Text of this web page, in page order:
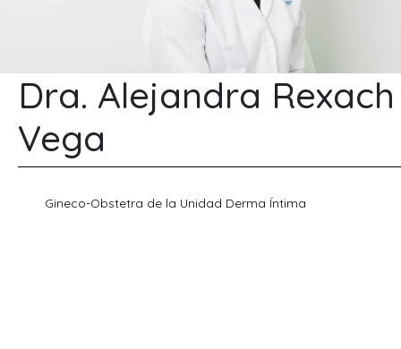
Dra. Alejandra Rexach
Vega
Gineco-Obstetra de la Unidad Derma Íntima